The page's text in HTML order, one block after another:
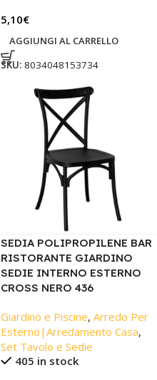
5,10€
AGGIUNGI AL CARRELLO
SKU: 8034048153734
SEDIA POLIPROPILENE BAR
RISTORANTE GIARDINO
SEDIE INTERNO ESTERNO
CROSS NERO 436
Giardino e Piscine, Arredo Per
Esterno|Arredamento Casa,
Set Tavolo e Sedie
405 in stock